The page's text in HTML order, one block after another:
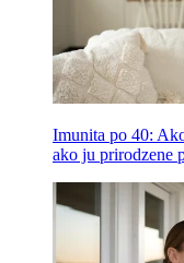
Imunita po 40:
ako ju prirodzene